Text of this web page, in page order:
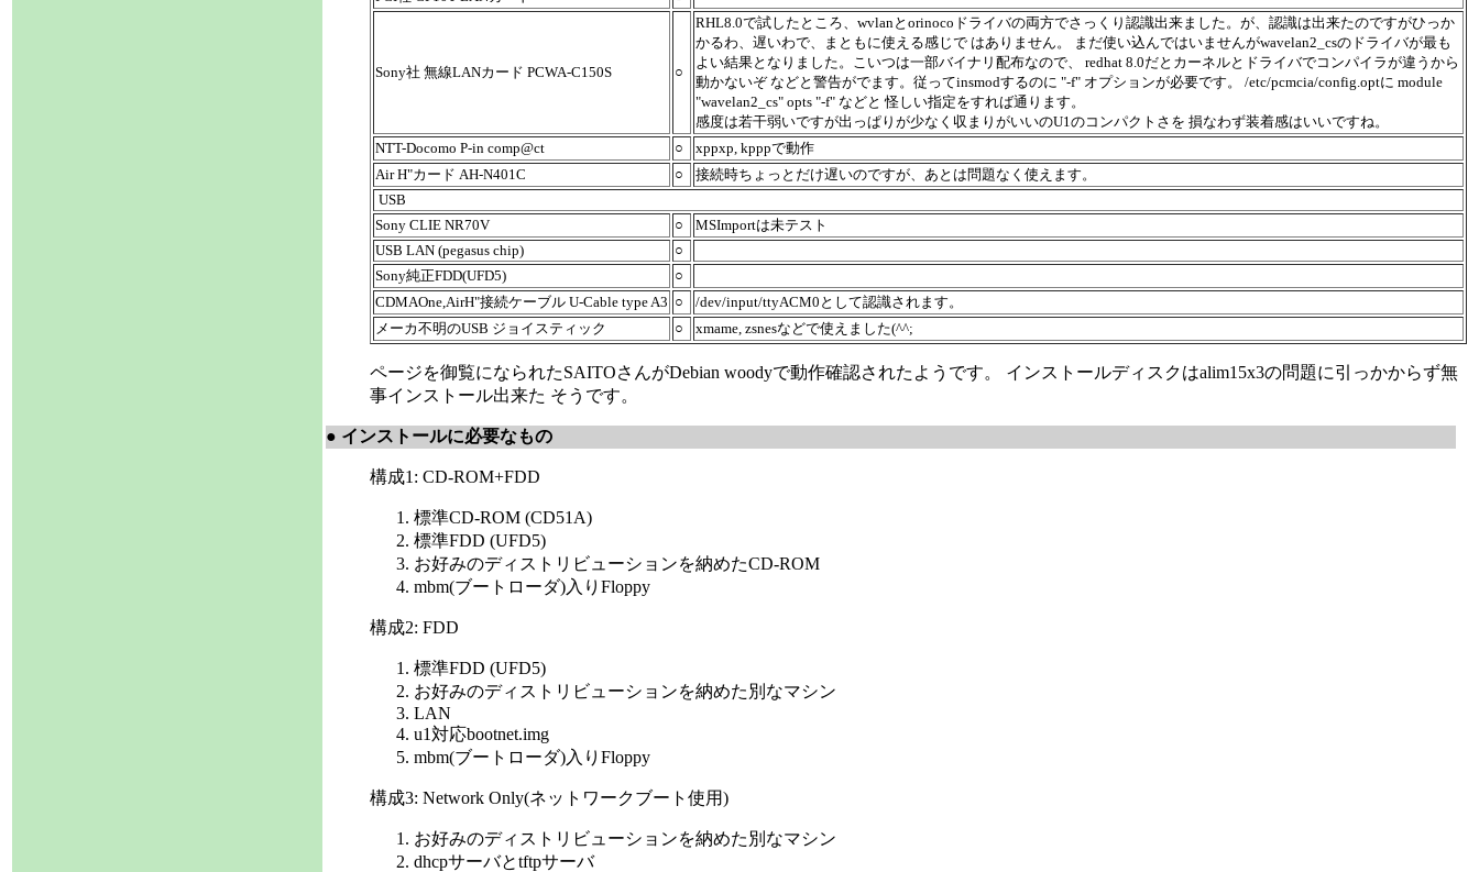
Sony社 無線LANカード PCWA-C150S ○
RHL8.0で試したところ、wvlanとorinocoドライバの両方でさっくり認識出来ました。が、認識は出来たのですがひっか
かるわ、遅いわで、まともに使える感じで はありません。 まだ使い込んではいませんがwavelan2_csのドライバが最も
よい結果となりました。こいつは一部バイナリ配布なので、 redhat 8.0だとカーネルとドライバでコンパイラが違うから
動かないぞ などと警告がでます。従ってinsmodするのに "-f" オプションが必要です。 /etc/pcmcia/config.optに module
"wavelan2_cs" opts "-f" などと 怪しい指定をすれば通ります。
感度は若干弱いですが出っぱりが少なく収まりがいいのU1のコンパクトさを 損なわず装着感はいいですね。
NTT-Docomo P-in comp@ct
○
xppxp, kpppで動作
Air H"カード AH-N401C
○
接続時ちょっとだけ遅いのですが、あとは問題なく使えます。
USB
Sony CLIE NR70V
○
MSImportは未テスト
USB LAN (pegasus chip)
○
Sony純正FDD(UFD5)
○
CDMAOne,AirH"接続ケーブル U-Cable type A3 ○
/dev/input/ttyACM0として認識されます。
メーカ不明のUSB ジョイスティック
○ xmame, zsnesなどで使えました(^^;
ページを御覧になられたSAITOさんがDebian woodyで動作確認されたようです。 インストールディスクはalim15x3の問題に引っかからず無
事インストール出来た そうです。
● インストールに必要なもの
構成1: CD-ROM+FDD
標準CD-ROM (CD51A)
標準FDD (UFD5)
お好みのディストリビューションを納めたCD-ROM
mbm(ブートローダ)入りFloppy
構成2: FDD
標準FDD (UFD5)
お好みのディストリビューションを納めた別なマシン
LAN
u1対応bootnet.img
mbm(ブートローダ)入りFloppy
構成3: Network Only(ネットワークブート使用)
お好みのディストリビューションを納めた別なマシン
dhcpサーバとtftpサーバ